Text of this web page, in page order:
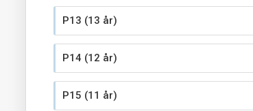
P13 (13 år)
P14 (12 år)
P15 (11 år)